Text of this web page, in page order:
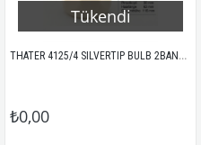
Tükendi
THATER 4125/4 SILVERTIP BULB 2BAND PORSUK KILI TIRAŞ FIRÇASI IVORY
₺0,00